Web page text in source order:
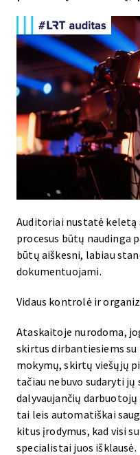
Auditoriai nustatė keletą
procesus būtų
būtų aiškesni, labiau
dokumentuojami.
Vidaus kontrolė ir
Ataskaitoje nurodoma,
skirtus dirbantiesiems
mokymų, skirtų viešųjų
tačiau nebuvo sudaryti jų
dalyvaujančių
tai leis automatiškai
kitus įrodymus, kad visi
specialistai juos išklausė.